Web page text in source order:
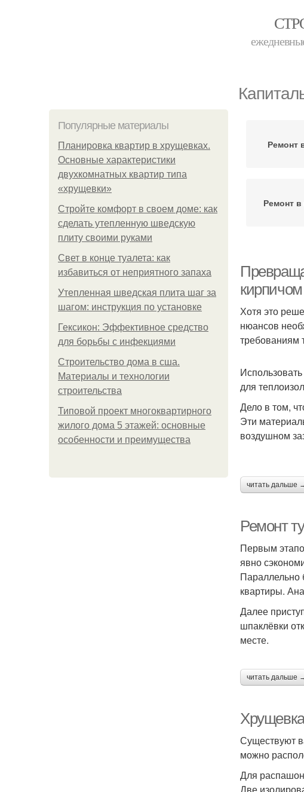
Популярные материалы
Планировка квартир в хрущевках.
Основные характеристики
двухкомнатных квартир типа
«хрущевки»
Стройте комфорт в своем доме: как
сделать утепленную шведскую
плиту своими руками
Свет в конце туалета: как
избавиться от неприятного запаха
Утепленная шведская плита шаг за
шагом: инструкция по установке
Гексикон: Эффективное средство
для борьбы с инфекциями
Строительство дома в сша.
Материалы и технологии
строительства
Типовой проект многоквартирного
жилого дома 5 этажей: основные
особенности и преимущества
Ремонт
Ремонт
кирпичом
Хотя это
нюансов
требованиям
для
Дело в том,
Эти
воздушном
читать дальше
Ремонт
Первым
явно
Параллельно
квартиры.
Далее
шпаклёвки
месте.
читать дальше
Существуют
можно
Для